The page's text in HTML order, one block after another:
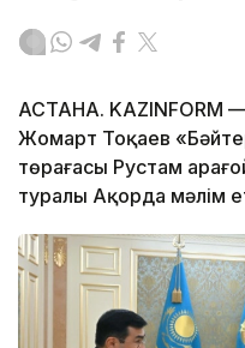
АСТАНА. KAZINFORM
Жомарт Тоқаев
төрағасы Рустам
туралы Ақорда мәлім